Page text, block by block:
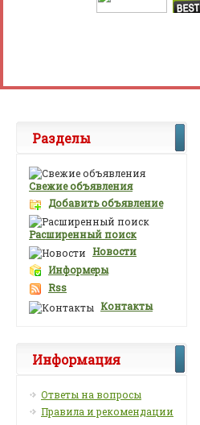
Разделы
Свежие объявления
Добавить объявление
Расширенный поиск
Новости
Информеры
Rss
Контакты
Информация
Ответы на вопросы
Правила и рекомендации